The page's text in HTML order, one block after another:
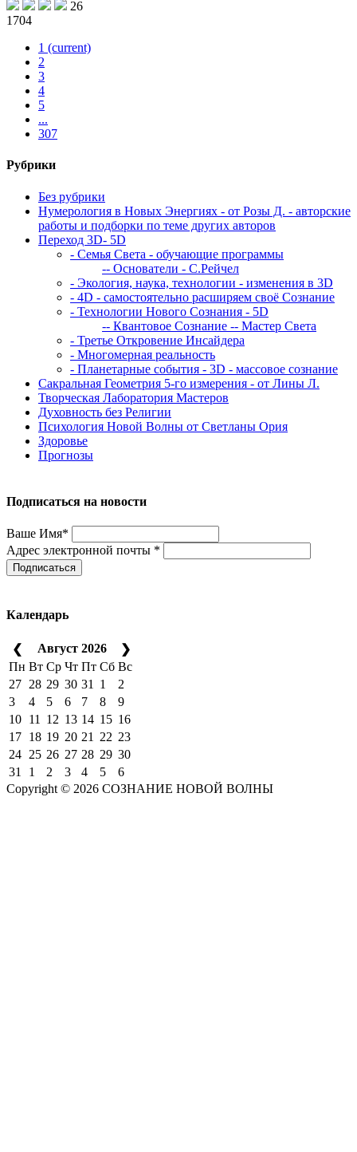
26
1704
1 (current)
2
3
4
5
...
307
Рубрики
Без рубрики
Нумерология в Новых Энергиях - от Розы Д. - авторские
работы и подборки по теме других авторов
Переход 3D- 5D
- Семья Света - обучающие программы
-- Основатели - С.Рейчел
- Экология, наука, технологии - изменения в 3D
- 4D - самостоятельно расширяем своё Сознание
- Технологии Нового Сознания - 5D
-- Квантовое Сознание -- Мастер Света
- Третье Откровение Инсайдера
- Многомерная реальность
- Планетарные события - 3D - массовое сознание
Сакральная Геометрия 5-го измерения - от Лины Л.
Творческая Лаборатория Мастеров
Духовность без Религии
Психология Новой Волны от Светланы Ория
Здоровье
Прогнозы
Подписаться на новости
Ваше Имя*
Адрес электронной почты *
Подписаться
Календарь
❮ Август 2026
❯
Пн Вт Ср Чт Пт Сб Вс
27 28 29 30 31 1
2
3
4 5 6 7 8
9
10 11 12 13 14 15 16
17 18 19 20 21 22 23
24 25 26 27 28 29 30
31
1 2 3 4 5
6
Copyright © 2026 СОЗНАНИЕ НОВОЙ ВОЛНЫ